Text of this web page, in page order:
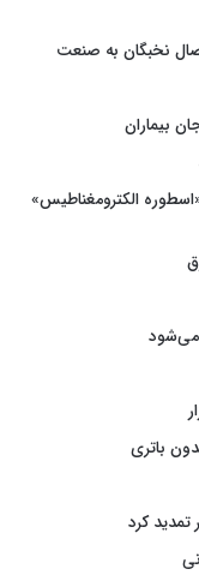
نخبگان به صنعت
بیماران
«اسطوره الکترومغناطیس»
می‌شود
باتری